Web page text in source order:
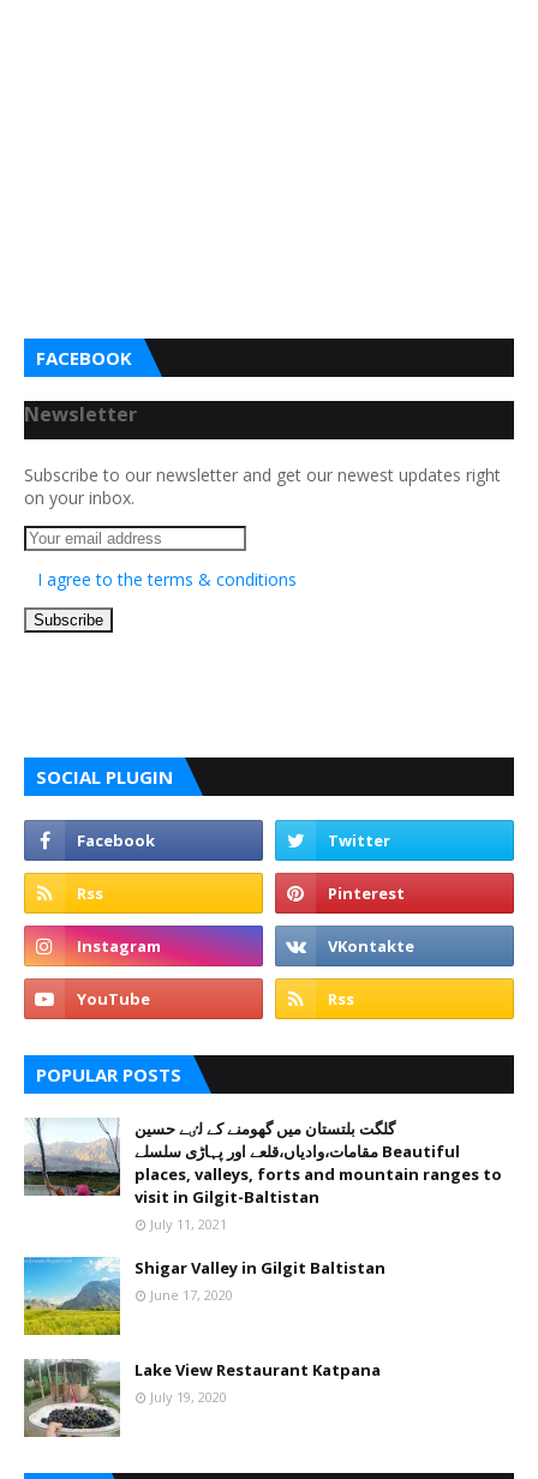
FACEBOOK
Newsletter
Subscribe to our newsletter and get our newest updates right
on your inbox.
I agree to the terms & conditions
SOCIAL PLUGIN
POPULAR POSTS
گلگت بلتستان میں گھومنے کے لٸے حسین
مقامات،وادیاں،قلعے اور پہاڑی سلسلے Beautiful
places, valleys, forts and mountain ranges to
visit in Gilgit-Baltistan
July 11, 2021
Shigar Valley in Gilgit Baltistan
June 17, 2020
Lake View Restaurant Katpana
July 19, 2020